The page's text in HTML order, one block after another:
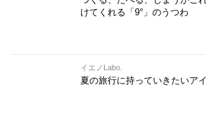
けてくれる「9°」のうつわ
イエノLabo.
夏の旅行に持っていきたいア